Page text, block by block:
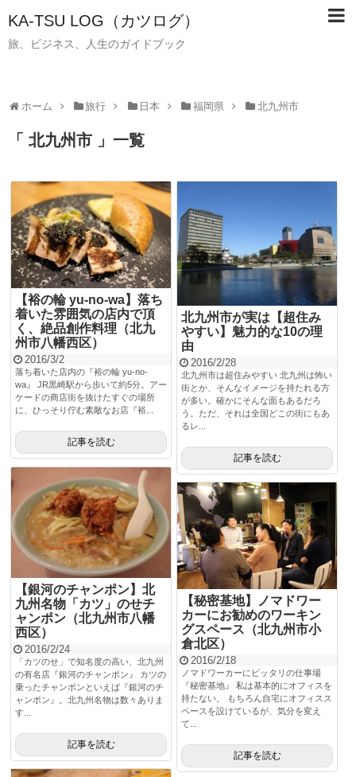
KA-TSU LOG（カツログ）
旅、ビジネス、人生のガイドブック
ホーム 旅行 日本 福岡県 北九州市
「 北九州市 」一覧
【裕の輪 yu-no-wa】落ち
着いた雰囲気の店内で頂
く、絶品創作料理（北九
州市八幡西区）
2016/3/2
落ち着いた店内の『裕の輪 yu-no-
wa』 JR黒崎駅から歩いて約5分。アー
ケードの商店街を抜けたすぐの場所
に、ひっそり佇む素敵なお店『裕...
記事を読む
北九州市が実は【超住み
やすい】魅力的な10の理
由
2016/2/28
北九州市は超住みやすい 北九州は怖い
街とか、そんなイメージを持たれる方
が多い。確かにそんな面もあるだろ
う。ただ、それは全国どこの街にもあ
るレ...
記事を読む
【銀河のチャンポン】北
九州名物「カツ」のせチ
ャンポン（北九州市八幡
西区）
2016/2/24
「カツのせ」で知名度の高い、北九州
の有名店『銀河のチャンポン』 カツの
乗ったチャンポンといえば『銀河のチ
ャンポン』。北九州名物は数々ありま
す...
記事を読む
【秘密基地】ノマドワー
カーにお勧めのワーキン
グスペース（北九州市小
倉北区）
2016/2/18
ノマドワーカーにピッタリの仕事場
『秘密基地』 私は基本的にオフィスを
持たない。 もちろん自宅にオフィスス
ペースを設けているが、気分を変え
て...
記事を読む